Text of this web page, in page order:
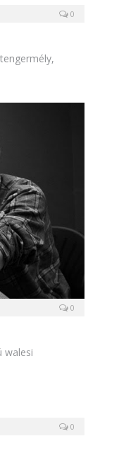
0
0
walesi
0